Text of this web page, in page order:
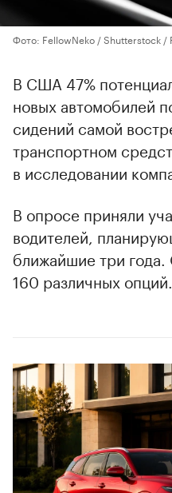
Фото: FellowNeko / Shutterstock /
В США 47%
новых автомобилей
сидений самой
транспортном
в исследовании
В опросе приняли
водителей,
ближайшие три
160 различных опций.
00:00 / 00:00